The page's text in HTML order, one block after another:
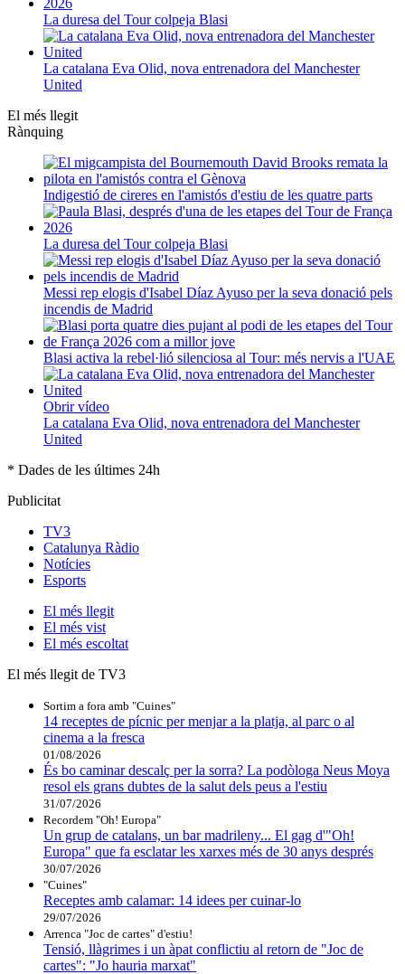
La duresa del Tour colpeja Blasi
La catalana Eva Olid, nova entrenadora del Manchester
United
El més llegit
Rànquing
Indigestió de cireres en l'amistós d'estiu de les quatre parts
La duresa del Tour colpeja Blasi
Messi rep elogis d'Isabel Díaz Ayuso per la seva donació pels
incendis de Madrid
Blasi activa la rebel·lió silenciosa al Tour: més nervis a l'UAE
Obrir vídeo
La catalana Eva Olid, nova entrenadora del Manchester
United
* Dades de les últimes 24h
Publicitat
TV3
Catalunya Ràdio
Notícies
Esports
El més llegit
El més vist
El més escoltat
El més llegit de TV3
Sortim a fora amb "Cuines"
14 receptes de pícnic per menjar a la platja, al parc o al
cinema a la fresca
01/08/2026
És bo caminar descalç per la sorra? La podòloga Neus Moya
resol els grans dubtes de la salut dels peus a l'estiu
31/07/2026
Recordem "Oh! Europa"
Un grup de catalans, un bar madrileny... El gag d'"Oh!
Europa" que fa esclatar les xarxes més de 30 anys després
30/07/2026
"Cuines"
Receptes amb calamar: 14 idees per cuinar-lo
29/07/2026
Arrenca "Joc de cartes" d'estiu!
Tensió, llàgrimes i un àpat conflictiu al retorn de "Joc de
cartes": "Jo hauria marxat"